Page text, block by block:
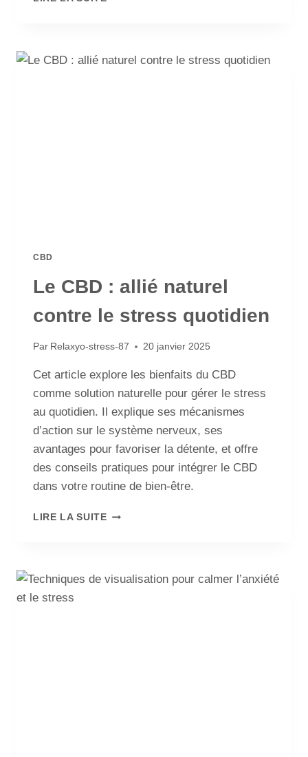
CBD
Le CBD : allié naturel
contre le stress quotidien
Par Relaxyo-stress-87 20 janvier 2025
Cet article explore les bienfaits du CBD
comme solution naturelle pour gérer le stress
au quotidien. Il explique ses mécanismes
d’action sur le système nerveux, ses
avantages pour favoriser la détente, et offre
des conseils pratiques pour intégrer le CBD
dans votre routine de bien-être.
LIRE LA SUITE